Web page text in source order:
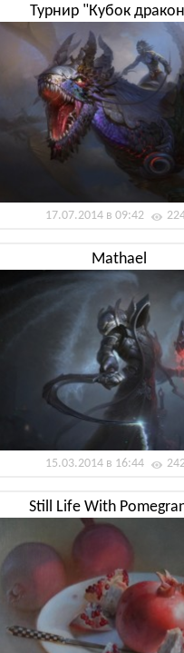
Турнир "Кубок
17.07.2014 в 09:42
Mathael
15.03.2014 в 16:44
Still Life With